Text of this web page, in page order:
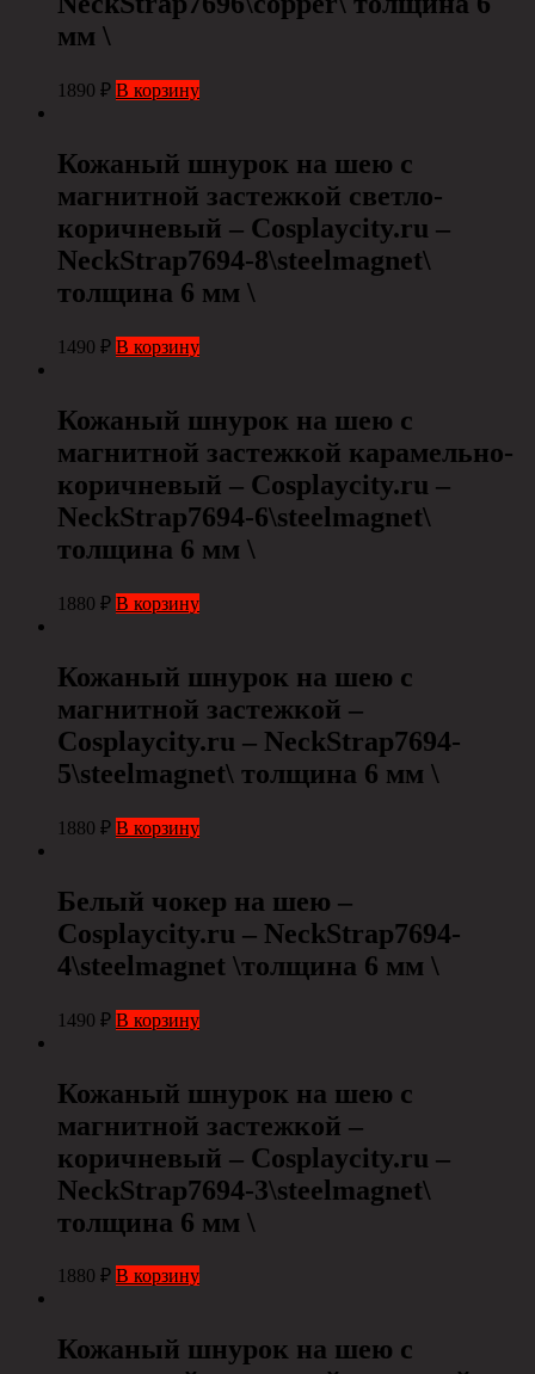
мм \
1890 ₽ В корзину
Кожаный шнурок на шею с
магнитной застежкой светло-
коричневый – Cosplaycity.ru –
NeckStrap7694-8\steelmagnet\
толщина 6 мм \
1490 ₽ В корзину
Кожаный шнурок на шею с
магнитной застежкой карамельно-
коричневый – Cosplaycity.ru –
NeckStrap7694-6\steelmagnet\
толщина 6 мм \
1880 ₽ В корзину
Кожаный шнурок на шею с
магнитной застежкой –
Cosplaycity.ru – NeckStrap7694-
5\steelmagnet\ толщина 6 мм \
1880 ₽ В корзину
Белый чокер на шею –
Cosplaycity.ru – NeckStrap7694-
4\steelmagnet \толщина 6 мм \
1490 ₽ В корзину
Кожаный шнурок на шею с
магнитной застежкой –
коричневый – Cosplaycity.ru –
NeckStrap7694-3\steelmagnet\
толщина 6 мм \
1880 ₽ В корзину
Кожаный шнурок на шею с